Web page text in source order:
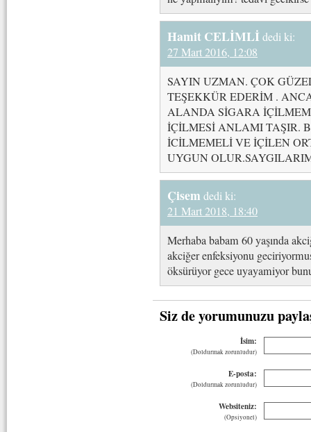
Hamit CELİMLİ dedi ki:
27 Mart 2016, 12:08
SAYIN UZMAN. ÇOK
TEŞEKKÜR EDERİM .
ALANDA SİGARA
İÇİLMESİ ANLAMI TAŞIR.
İCİLMEMELİ VE İÇİLEN
UYGUN
Çisem dedi ki:
21 Mart 2018, 18:40
Merhaba babam 60 yaşında
akciğer enfeksiyonu
öksürüyor gece uyayamiyor
Siz de yorumunuzu
İsim:
(Doldurmak zorunludur)
E-posta:
(Doldurmak zorunludur)
Websiteniz:
(Opsiyonel)